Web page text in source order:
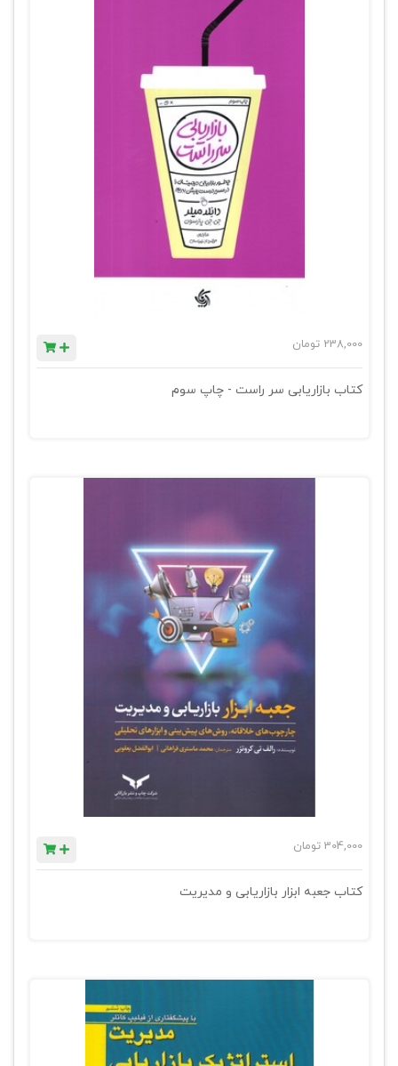
238,000 تومان
کتاب بازاریابی سر راست - چاپ سوم
304,000 تومان
کتاب جعبه ابزار بازاریابی و مدیریت